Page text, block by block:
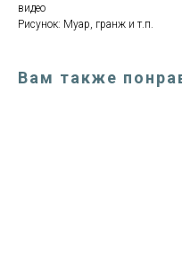
видео
Рисунок: Муар, гранж и т.п.
Вам также